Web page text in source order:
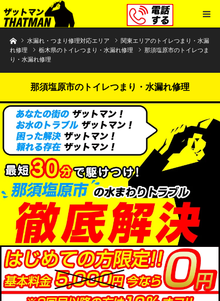
水まわりトラブル解決のザットマン
水漏れ・つまり修理対応エリア
関東エリアのトイレつまり・水漏
れ修理
栃木県のトイレつまり・水漏れ修理
那須塩原市のトイレつま
り・水漏れ修理
那須塩原市のトイレつまり・水漏れ修理